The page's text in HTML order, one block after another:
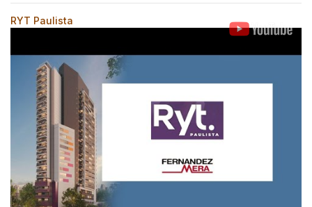
RYT Paulista